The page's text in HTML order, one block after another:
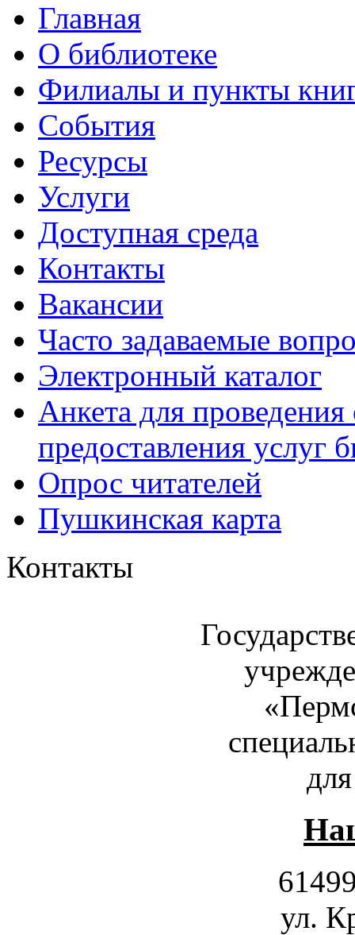
Главная
О библиотеке
Филиалы и пункты
События
Ресурсы
Услуги
Доступная среда
Контакты
Вакансии
Часто задаваемые
Электронный каталог
Анкета для проведения
предоставления услуг
Опрос читателей
Пушкинская карта
Контакты
ул.